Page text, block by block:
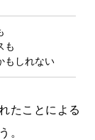
も
もしれない
たことによる
。